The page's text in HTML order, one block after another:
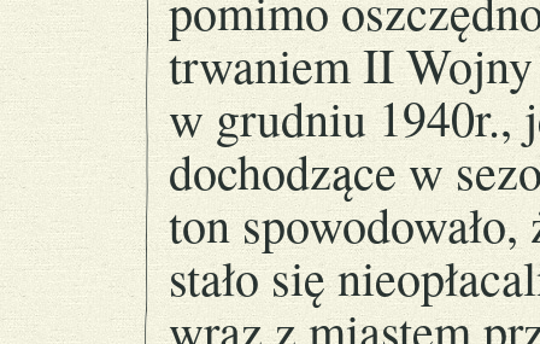
trwaniem II
w grudniu 1940r.,
dochodzące w
ton
stało się
wraz z miastem